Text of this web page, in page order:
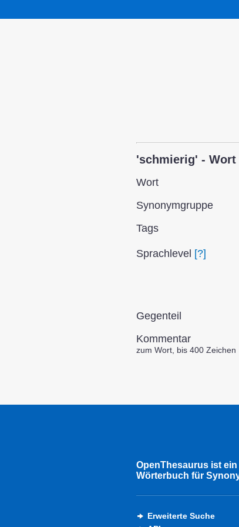
'schmierig' - Wort
Wort
Synonym­gruppe
Tags
Sprach­level [?]
Gegenteil
Kommentar
zum Wort, bis 400 Zeichen
OpenThesaurus ist
Wörterbuch für
Erweiterte Suche